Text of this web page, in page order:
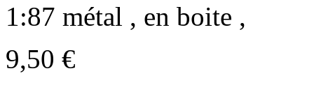
1:87 métal , en boite ,
9,50 €